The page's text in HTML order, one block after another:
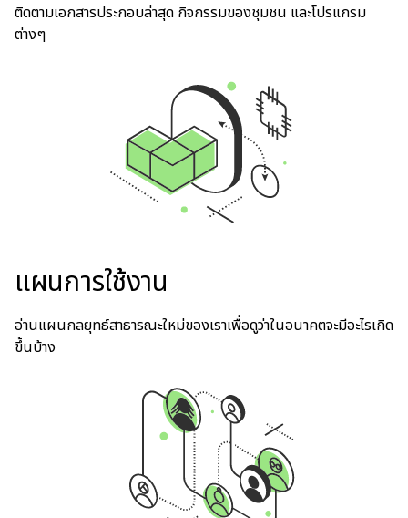
ติดตามเอกสารประกอบล่าสุด กิจกรรมของชุมชน และโปรแกรม
ต่างๆ
แผนการใช้งาน
อ่านแผนกลยุทธ์สาธารณะใหม่ของเราเพื่อดูว่าในอนาคตจะมีอะไรเกิด
ขึ้นบ้าง